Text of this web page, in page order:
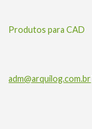
Produtos para CAD
adm@arquilog.com.br